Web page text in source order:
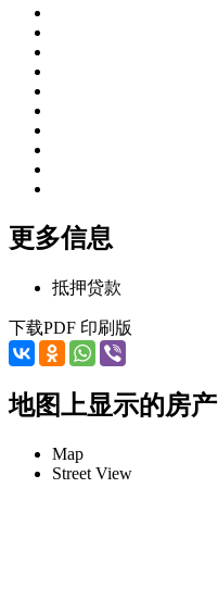
更多信息
抵押贷款
下载PDF 印刷版
地图上显示的房产
Map
Street View